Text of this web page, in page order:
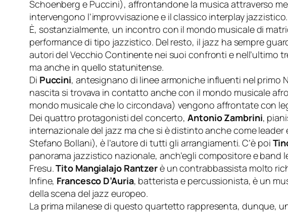
Schoenberg e Puccini), affrontandone la musica attraverso
intervengono l’improvvisazione e il classico interplay jazzistico.
È, sostanzialmente, un incontro con il mondo musicale di
performance di tipo jazzistico. Del resto, il jazz ha sempre
autori del Vecchio Continente nei suoi confronti e
ma anche in quello statunitense.
Di Puccini, antesignano di linee armoniche influenti nel primo
nascita si trovava in contatto anche con il mondo musicale
mondo musicale che lo circondava) vengono affrontate con
Dei quattro protagonisti del concerto,Antonio Zambrini,
internazionale del jazz ma che si è distinto anche come
Stefano Bollani), è l’autore di tutti gli arrangiamenti. C’è poi
panorama jazzistico nazionale, anch’egli compositore e
Fresu.Tito Mangialajo Rantzerè un contrabbassista molto
Infine, Francesco D’Auria, batterista e percussionista, è un
della scena del jazz europeo.
La prima milanese di questo quartetto rappresenta, dunque,